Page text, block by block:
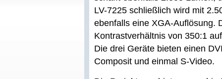
LV-7225 schließlich wird mit
ebenfalls eine XGA-Auflösung.
Kontrastverhältnis von 350:1
Die drei Geräte bieten einen
Composit und einmal S-Video.